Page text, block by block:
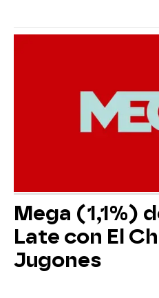
Mega (1,1%)
Late con El
Jugones